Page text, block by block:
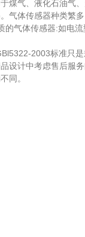
煤气、液化石油
气体传感器种类繁
气体传感器:如电流
2003标准只是
设计中考虑售后
同。